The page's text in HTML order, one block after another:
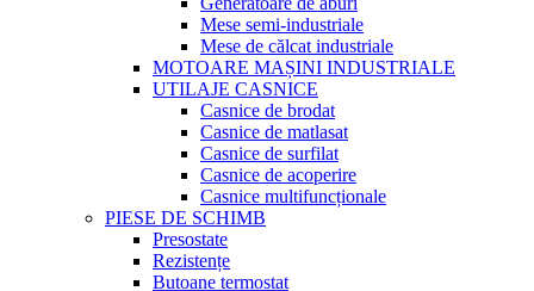
Mese semi-industriale
Mese de călcat industriale
MOTOARE MAȘINI INDUSTRIALE
UTILAJE CASNICE
Casnice de brodat
Casnice de matlasat
Casnice de surfilat
Casnice de acoperire
Casnice multifuncționale
PIESE DE SCHIMB
Presostate
Rezistențe
Butoane termostat